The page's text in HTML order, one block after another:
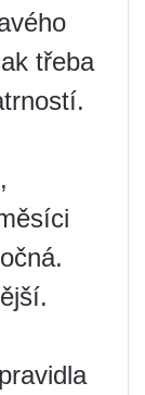
třeba